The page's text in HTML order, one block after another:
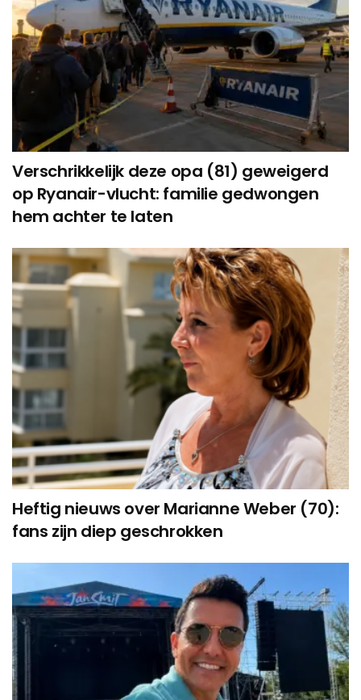
Verschrikkelijk deze opa (81) geweigerd
op Ryanair-vlucht: familie gedwongen
hem achter te laten
Heftig nieuws over Marianne Weber (70):
fans zijn diep geschrokken